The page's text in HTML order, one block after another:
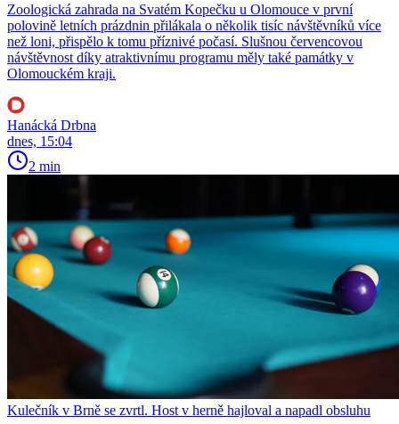
Zoologická zahrada na Svatém Kopečku u Olomouce v první
polovině letních prázdnin přilákala o několik tisíc návštěvníků více
než loni, přispělo k tomu příznivé počasí. Slušnou červencovou
návštěvnost díky atraktivnímu programu měly také památky v
Olomouckém kraji.
Hanácká Drbna
dnes, 15:04
2 min
Kulečník v Brně se zvrtl. Host v herně hajloval a napadl obsluhu